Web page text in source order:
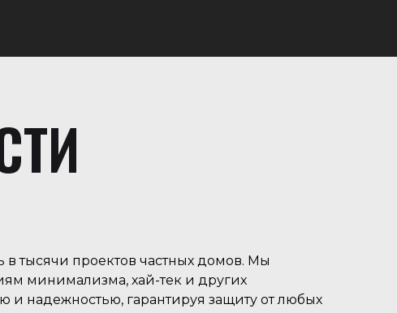
тысячи проектов частных домов. Мы
минимализма, хай-тек и других
надежностью, гарантируя защиту от любых